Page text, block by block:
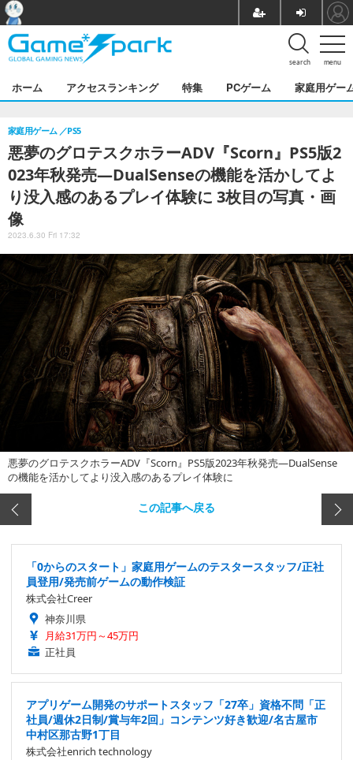
menu
search
ホーム アクセスランキング 特集 PCゲーム 家庭用ゲー
悪夢のグロテスクホラーADV『Scorn』PS5版2
023年秋発売―DualSenseの機能を活かしてよ
り没入感のあるプレイ体験に 3枚目の写真・画
像
家庭用ゲーム PS5
2023.6.30 Fri 17:32
悪夢のグロテスクホラーADV『Scorn』PS5版2023年秋発売―DualSense
の機能を活かしてより没入感のあるプレイ体験に
この記事へ戻る
「0からのスタート」家庭用ゲームのテスタースタッフ/正社
員登用/発売前ゲームの動作検証
株式会社Creer
神奈川県
月給31万円～45万円
正社員
アプリゲーム開発のサポートスタッフ「27卒」資格不問「正
社員/週休2日制/賞与年2回」コンテンツ好き歓迎/名古屋市
中村区那古野1丁目
株式会社enrich technology